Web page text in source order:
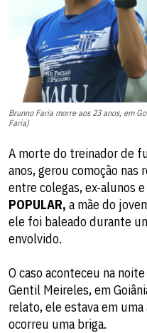
Brunno Faria morre aos 23 anos, em
Faria)
A morte do treinador de
anos, gerou comoção nas
entre colegas, ex-alunos
POPULAR, a mãe do
ele foi baleado durante
envolvido.
O caso aconteceu na
Gentil Meireles, em
relato, ele estava em
ocorreu uma briga.